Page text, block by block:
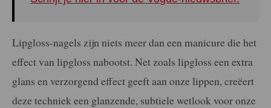
Lipgloss-nagels zijn niets meer dan een manicure die het
effect van lipgloss nabootst. Net zoals lipgloss een extra
glans en verzorgend effect geeft aan onze lippen, creëert
deze techniek een glanzende, subtiele wetlook voor onze